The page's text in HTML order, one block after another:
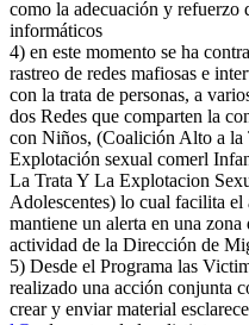
como la adecuación y refuerzo
informáticos
4) en este momento se ha
rastreo de redes mafiosas e
con la trata de personas, a
dos Redes que comparten la
con Niños, (Coalición Alto a
Explotación sexual comerl
La Trata Y La Explotacion
Adolescentes) lo cual facilita
mantiene un alerta en una
actividad de la Dirección de
5) Desde el Programa las
realizado una acción conjunta
crear y enviar material